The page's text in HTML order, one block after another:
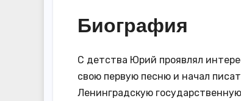
Биография
С детства Юрий проявлял
свою первую песню и начал
Ленинградскую